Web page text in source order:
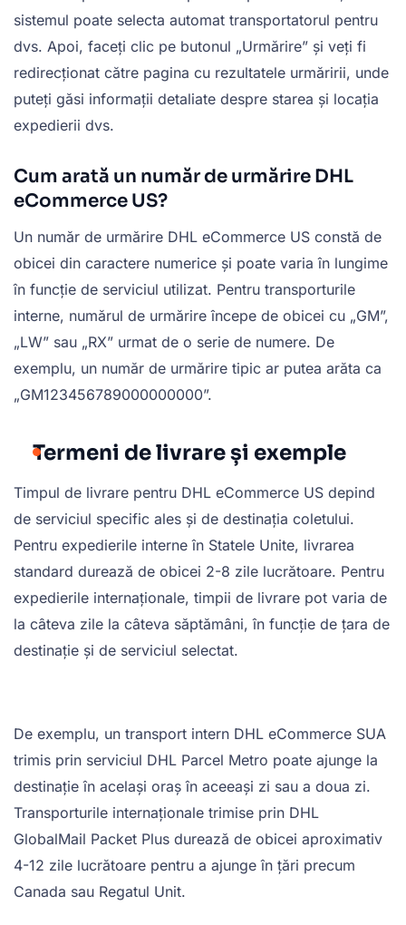
sistemul poate selecta automat transportatorul pentru
dvs. Apoi, faceți clic pe butonul „Urmărire” și veți fi
redirecționat către pagina cu rezultatele urmăririi, unde
puteți găsi informații detaliate despre starea și locația
expedierii dvs.
Cum arată un număr de urmărire DHL
eCommerce US?
Un număr de urmărire DHL eCommerce US constă de
obicei din caractere numerice și poate varia în lungime
în funcție de serviciul utilizat. Pentru transporturile
interne, numărul de urmărire începe de obicei cu „GM”,
„LW” sau „RX” urmat de o serie de numere. De
exemplu, un număr de urmărire tipic ar putea arăta ca
„GM123456789000000000”.
Termeni de livrare și exemple
Timpul de livrare pentru DHL eCommerce US depind
de serviciul specific ales și de destinația coletului.
Pentru expedierile interne în Statele Unite, livrarea
standard durează de obicei 2-8 zile lucrătoare. Pentru
expedierile internaționale, timpii de livrare pot varia de
la câteva zile la câteva săptămâni, în funcție de țara de
destinație și de serviciul selectat.
De exemplu, un transport intern DHL eCommerce SUA
trimis prin serviciul DHL Parcel Metro poate ajunge la
destinație în același oraș în aceeași zi sau a doua zi.
Transporturile internaționale trimise prin DHL
GlobalMail Packet Plus durează de obicei aproximativ
4-12 zile lucrătoare pentru a ajunge în țări precum
Canada sau Regatul Unit.